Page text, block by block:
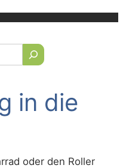
in die
oder den Roller